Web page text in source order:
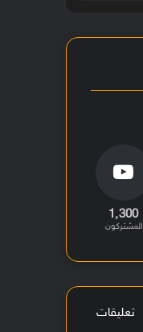
1٬300
المشتركون
تعليقات